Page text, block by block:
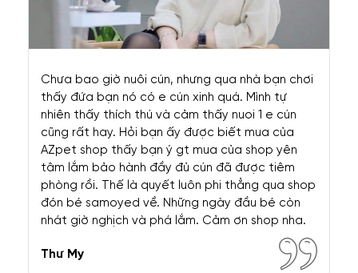
LIÊN HỆ AZPET
Trụ Sở: 59 Văn Cao, Ba Đình, Hà Nội
Hotline: 0888083388
Website: https://azpet.com.vn
Email: contact@azpet.com.vn
VỀ AZPET
Giới Thiệu
Cơ Hội Nghề Nghiệp